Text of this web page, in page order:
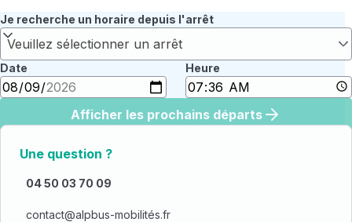
Je recherche un horaire depuis l'arrêt
Veuillez sélectionner un arrêt
Date Heure
Afficher les prochains départs
Une question ?
04 50 03 70 09
contact@alpbus-mobilités.fr